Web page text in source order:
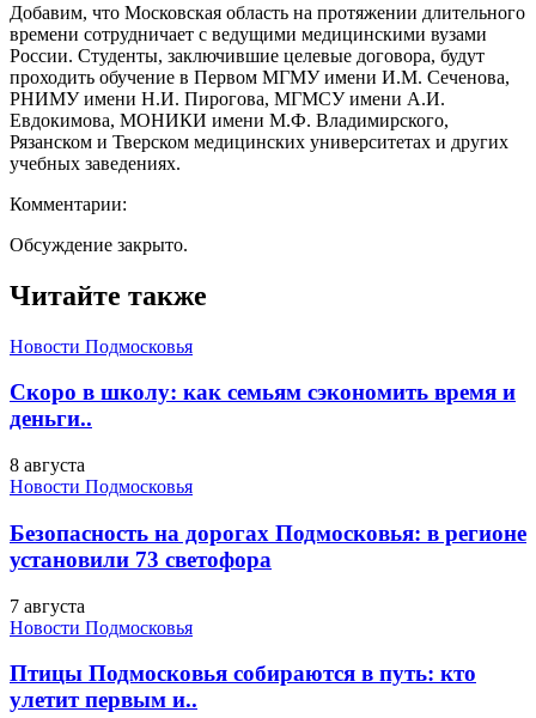
Добавим, что Московская область на протяжении длительного
времени сотрудничает с ведущими медицинскими вузами
России. Студенты, заключившие целевые договора, будут
проходить обучение в Первом МГМУ имени И.М. Сеченова,
РНИМУ имени Н.И. Пирогова, МГМСУ имени А.И.
Евдокимова, МОНИКИ имени М.Ф. Владимирского,
Рязанском и Тверском медицинских университетах и других
учебных заведениях.
Комментарии:
Обсуждение закрыто.
Читайте также
Новости Подмосковья
Скоро в школу: как семьям сэкономить время и
деньги..
8 августа
Новости Подмосковья
Безопасность на дорогах Подмосковья: в регионе
установили 73 светофора
7 августа
Новости Подмосковья
Птицы Подмосковья собираются в путь: кто
улетит первым и..